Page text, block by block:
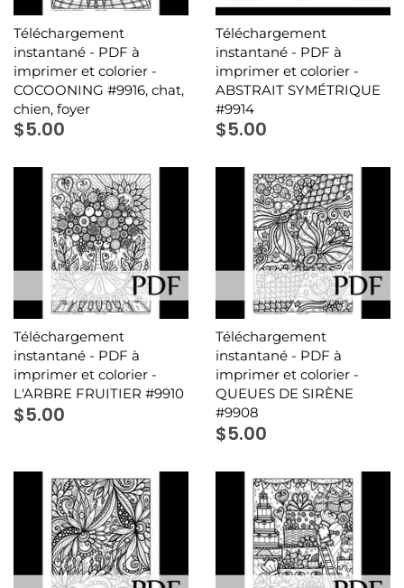
Téléchargement
instantané - PDF à
imprimer et colorier -
COCOONING #9916, chat,
chien, foyer
$5.00
Téléchargement
instantané - PDF à
imprimer et colorier -
ABSTRAIT SYMÉTRIQUE
#9914
$5.00
Téléchargement
instantané - PDF à
imprimer et colorier -
L'ARBRE FRUITIER #9910
$5.00
Téléchargement
instantané - PDF à
imprimer et colorier -
QUEUES DE SIRÈNE
#9908
$5.00